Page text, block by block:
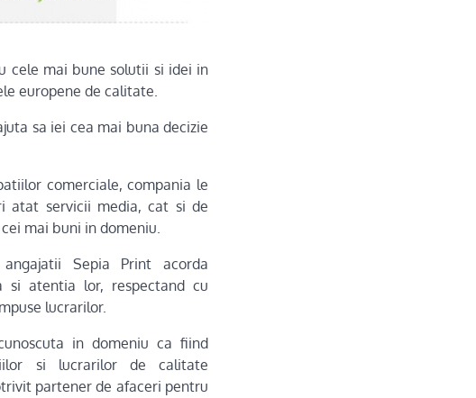
cele mai bune solutii si idei in
europene de calitate.
sa iei cea mai buna decizie
comerciale, compania le
atat servicii media, cat si de
mai buni in domeniu.
angajatii Sepia Print acorda
si atentia lor, respectand cu
lucrarilor.
in domeniu ca fiind
si lucrarilor de calitate
partener de afaceri pentru